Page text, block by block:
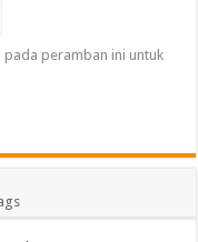
pada peramban ini untuk